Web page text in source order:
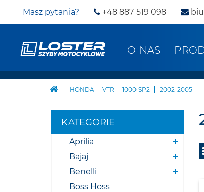
Masz pytania? +48 887 519 098
O NAS
HONDA VTR 1000 SP2 2002-2005
KATEGORIE
Aprilia
Bajaj
Benelli
Boss Hoss